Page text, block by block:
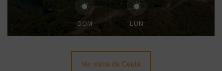
DOM LUN
Ver clima de Ceuta